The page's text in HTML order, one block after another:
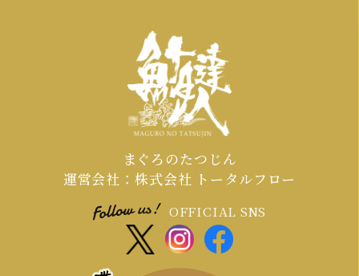
備をサポートいたしますのでご安心く
まぐろのたつじん
運営会社：株式会社 トータルフロー
OFFICIAL SNS